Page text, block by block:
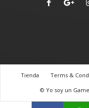
Tienda Terms &
© Yo soy un